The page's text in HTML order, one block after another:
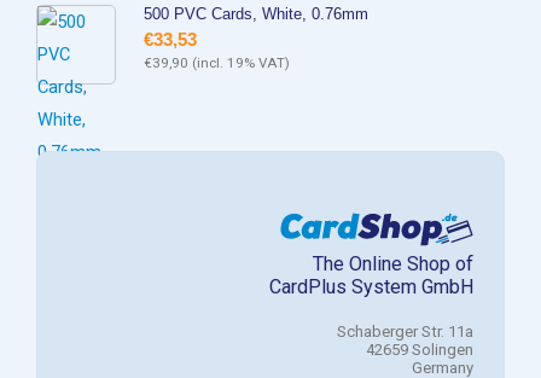
500 PVC Cards, White, 0.76mm
€33,53
€39,90 (incl. 19% VAT)
The Online Shop of
CardPlus System GmbH
Schaberger Str. 11a
42659 Solingen
Germany